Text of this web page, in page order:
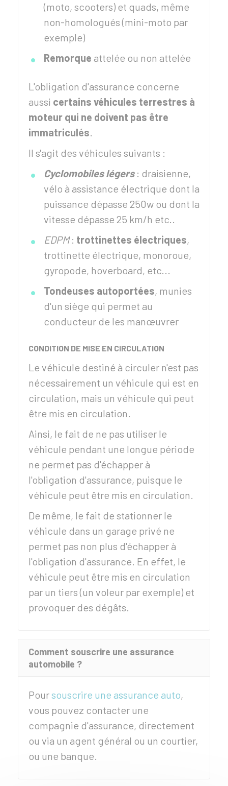
(moto, scooters) et quads, même
non-homologués (mini-moto par
exemple)
Remorque attelée ou non attelée
L'obligation d'assurance concerne
aussi certains véhicules terrestres à
moteur qui ne doivent pas être
immatriculés.
Il s'agit des véhicules suivants :
Cyclomobiles légers : draisienne,
vélo à assistance électrique dont la
puissance dépasse 250w ou dont la
vitesse dépasse 25 km/h etc..
EDPM: trottinettes électriques,
trottinette électrique, monoroue,
gyropode, hoverboard, etc...
Tondeuses autoportées, munies
d'un siège qui permet au
conducteur de les manœuvrer
CONDITION DE MISE EN CIRCULATION
Le véhicule destiné à circuler n'est pas
nécessairement un véhicule qui est en
circulation, mais un véhicule qui peut
être mis en circulation.
Ainsi, le fait de ne pas utiliser le
véhicule pendant une longue période
ne permet pas d'échapper à
l'obligation d'assurance, puisque le
véhicule peut être mis en circulation.
De même, le fait de stationner le
véhicule dans un garage privé ne
permet pas non plus d'échapper à
l'obligation d'assurance. En effet, le
véhicule peut être mis en circulation
par un tiers (un voleur par exemple) et
provoquer des dégâts.
Comment souscrire une assurance
automobile ?
Poursouscrire une assurance auto,
vous pouvez contacter une
compagnie d'assurance, directement
ou via un agent général ou un courtier,
ou une banque.